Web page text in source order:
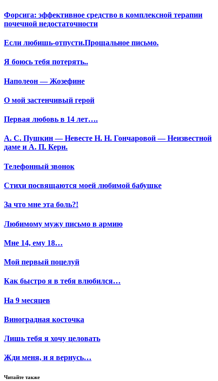
Форсига: эффективное средство в комплексной терапии
почечной недостаточности
Если любишь-отпусти.Прощальное письмо.
Я боюсь тебя потерять..
Наполеон — Жозефине
О мой застенчивый герой
Первая любовь в 14 лет….
А. С. Пушкин — Невесте Н. Н. Гончаровой — Неизвестной
даме и А. П. Керн.
Телефонный звонок
Стихи посвящаются моей любимой бабушке
За что мне эта боль?!
Любимому мужу письмо в армию
Мне 14, ему 18…
Мой первый поцелуй
Как быстро я в тебя влюбился…
На 9 месяцев
Виноградная косточка
Лишь тебя я хочу целовать
Жди меня, и я вернусь…
Читайте также